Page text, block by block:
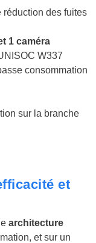
réduction des fuites
1 caméra
W337
consommation
sur la branche
et
architecture
et sur un